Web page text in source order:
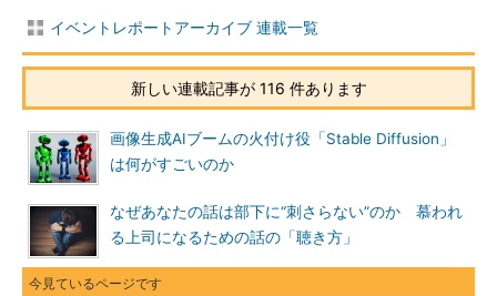
イベントレポートアーカイブ 連載一覧
新しい連載記事が 116 件あります
画像生成AIブームの火付け役「Stable Diffusion」
は何がすごいのか
なぜあなたの話は部下に“刺さらない”のか 慕われ
る上司になるための話の「聴き方」